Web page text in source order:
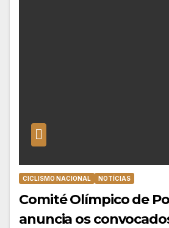
CICLISMO NACIONAL NOTÍCIAS
Comité Olímpico de
anuncia os